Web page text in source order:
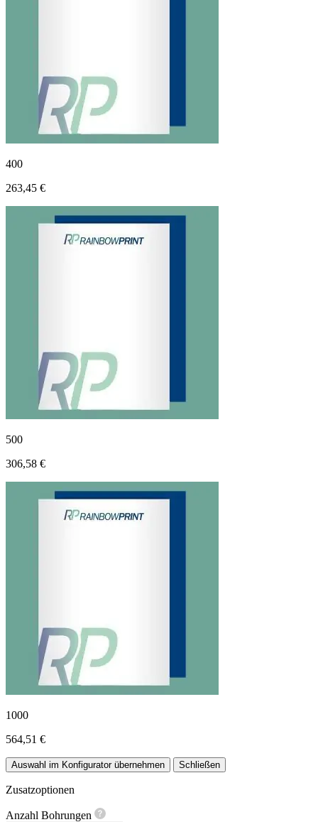
400
263,45 €
500
306,58 €
1000
564,51 €
Auswahl im Konfigurator übernehmen Schließen
Zusatzoptionen
Anzahl Bohrungen